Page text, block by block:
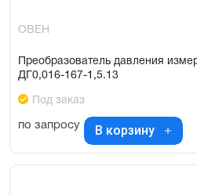
ОВЕН
Преобразователь давления
ДГ0,016-167-1,5.13
Под заказ
по запросу В корзину